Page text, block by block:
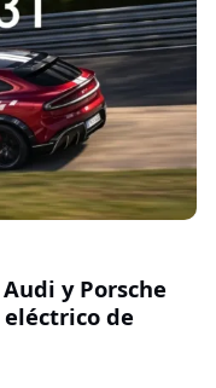
y Porsche
de